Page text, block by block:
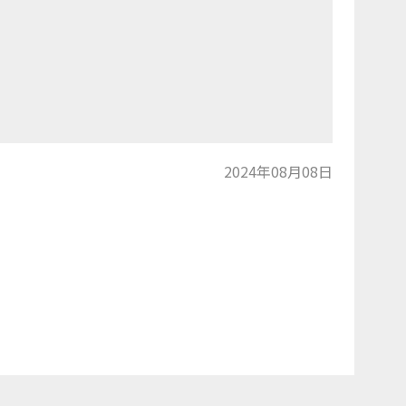
2024年08月08日